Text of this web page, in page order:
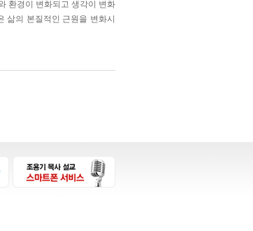
환경이 변화되고 생각이 변화
삶의 본질적인 근원을 변화시